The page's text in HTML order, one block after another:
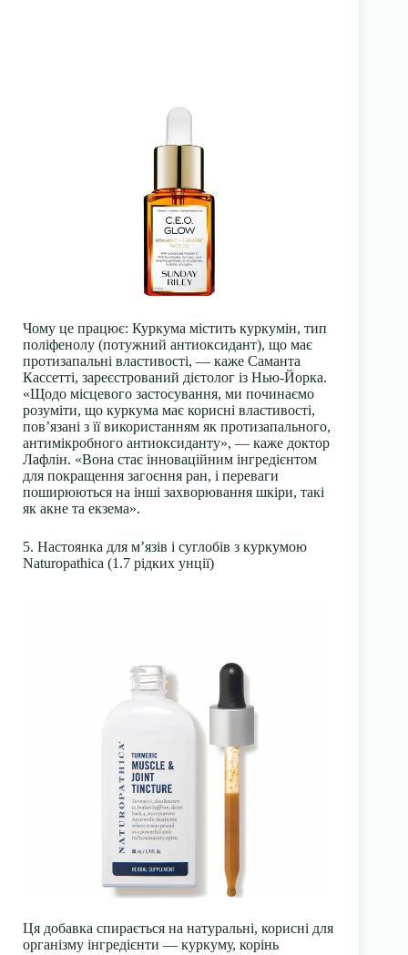
Чому це працює: Куркума містить куркумін, тип
поліфенолу (потужний антиоксидант), що має
протизапальні властивості, — каже Саманта
Кассетті, зареєстрований дієтолог із Нью-Йорка.
«Щодо місцевого застосування, ми починаємо
розуміти, що куркума має корисні властивості,
пов’язані з її використанням як протизапального,
антимікробного антиоксиданту», — каже доктор
Лафлін. «Вона стає інноваційним інгредієнтом
для покращення загоєння ран, і переваги
поширюються на інші захворювання шкіри, такі
як акне та екзема».
5. Настоянка для м’язів і суглобів з куркумою
Naturopathica (1.7 рідких унції)
Ця добавка спирається на натуральні, корисні для
організму інгредієнти — куркуму, корінь